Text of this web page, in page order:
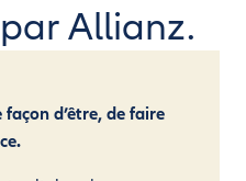
Allianz.
d’être, de faire